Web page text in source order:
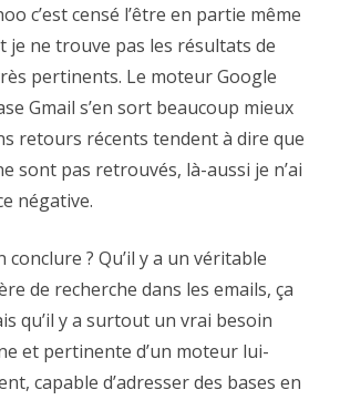
c’est censé l’être en partie même
je ne trouve pas les résultats de
pertinents. Le moteur Google
Gmail s’en sort beaucoup mieux
retours récents tendent à dire que
sont pas retrouvés, là-aussi je n’ai
négative.
? Qu’il y a un véritable
de recherche dans les emails, ça
qu’il y a surtout un vrai besoin
et pertinente d’un moteur lui-
capable d’adresser des bases en